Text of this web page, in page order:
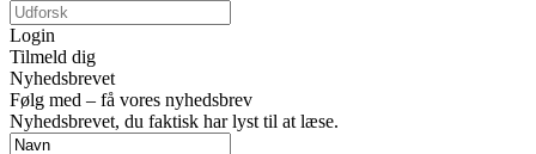
Login
Tilmeld dig
Nyhedsbrevet
Følg med – få vores nyhedsbrev
Nyhedsbrevet, du faktisk har lyst til at læse.